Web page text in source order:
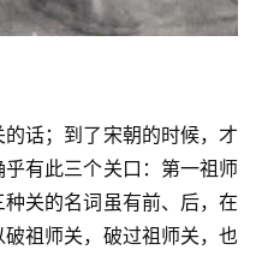
话；到了宋朝的时候，才
有此三个关口：第一祖师
关的名词虽有前、后，在
祖师关，破过祖师关，也